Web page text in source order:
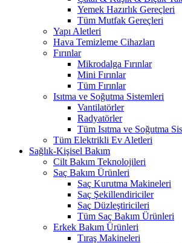
Yemek Hazırlık Gereçleri
Tüm Mutfak Gereçleri
Yapı Aletleri
Hava Temizleme Cihazları
Fırınlar
Mikrodalga Fırınlar
Mini Fırınlar
Tüm Fırınlar
Isıtma ve Soğutma Sistemleri
Vantilatörler
Radyatörler
Tüm Isıtma ve Soğutma
Tüm Elektrikli Ev Aletleri
Sağlık-Kişisel Bakım
Cilt Bakım Teknolojileri
Saç Bakım Ürünleri
Saç Kurutma Makineleri
Saç Şekillendiriciler
Saç Düzleştiricileri
Tüm Saç Bakım Ürünleri
Erkek Bakım Ürünleri
Tıraş Makineleri